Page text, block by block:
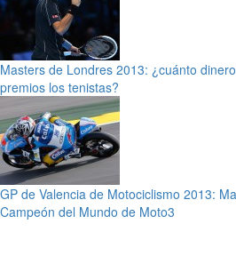
Masters de Londres 2013: ¿cuánto
premios los tenistas?
GP de Valencia de Motociclismo 2013:
Campeón del Mundo de Moto3